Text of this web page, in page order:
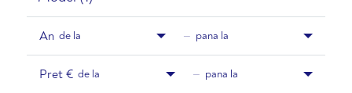
An de la — pana la
Pret € de la — pana la